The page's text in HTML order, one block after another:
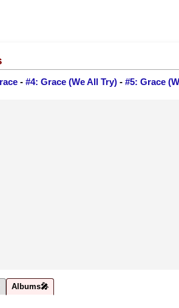
- #4: Grace (We All Try) - #5: Grace
Albums🎤